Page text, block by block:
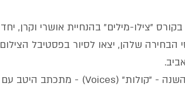
"צילו-מילים" בהנחיית אושרי וקרן, יחד
הבחירה שלהן, יצאו לסיור בפסטיבל הצילום
נושא התערוכה השנה - "קולות" (Voices) - מתכתב היטב עם